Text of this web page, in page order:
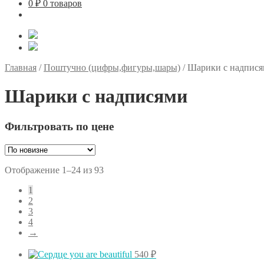
0 ₽ 0 товаров
Главная /Поштучно (цифры,фигуры,шары) /Шарики с
Шарики с надписями
Фильтровать по цене
Отображение 1–24 из 93Сортировка:
1
2
3
4
→
540 ₽